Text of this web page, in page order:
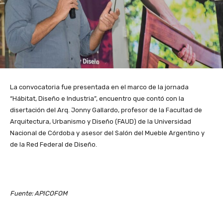
La convocatoria fue presentada en el marco de la jornada
“Hábitat, Diseño e Industria”, encuentro que contó con la
disertación del Arq. Jonny Gallardo, profesor de la Facultad de
Arquitectura, Urbanismo y Diseño (FAUD) de la Universidad
Nacional de Córdoba y asesor del Salón del Mueble Argentino y
de la Red Federal de Diseño.
Fuente: APICOFOM